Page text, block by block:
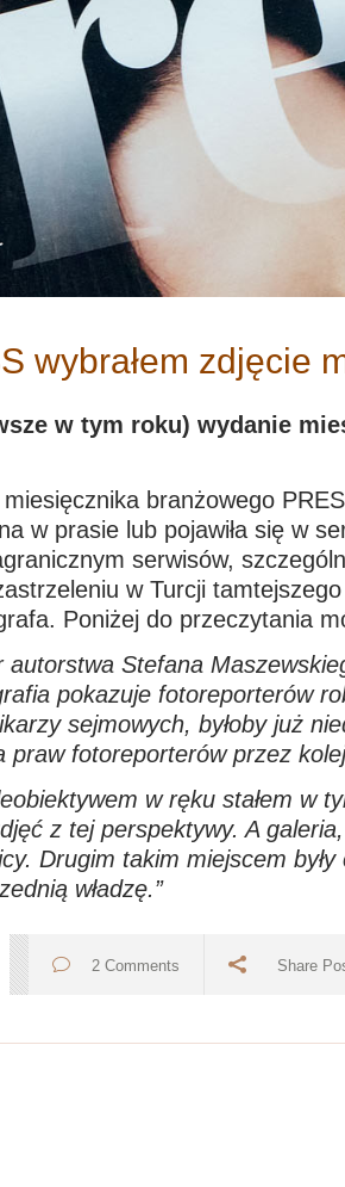
wybrałem zdjęcie
w tym roku) wydanie
branżowego
w prasie lub pojawiła się w
serwisów,
w Turcji
Poniżej do przeczytania
autorstwa Stefana
pokazuje fotoreporterów
sejmowych, byłoby już
praw fotoreporterów przez
w ręku stałem w
z tej perspektywy. A
Drugim takim miejscem
władzę.”
2 Comments Share